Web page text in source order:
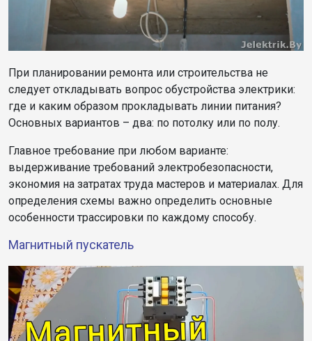
При планировании ремонта или строительства не
следует откладывать вопрос обустройства электрики:
где и каким образом прокладывать линии питания?
Основных вариантов – два: по потолку или по полу.
Главное требование при любом варианте:
выдерживание требований электробезопасности,
экономия на затратах труда мастеров и материалах. Для
определения схемы важно определить основные
особенности трассировки по каждому способу.
Магнитный пускатель